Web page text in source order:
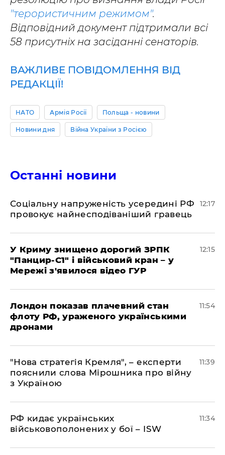
"терористичним режимом".
Відповідний документ підтримали всі
58 присутніх на засіданні сенаторів.
ВАЖЛИВЕ ПОВІДОМЛЕННЯ ВІД
РЕДАКЦІЇ!
НАТО Армія Росії Польща - новини
Новини дня Війна України з Росією
Останні новини
Соціальну напруженість усередині РФ
провокує найнесподіваніший гравець
12:17
У Криму знищено дорогий ЗРПК
"Панцир-С1" і військовий кран – у
Мережі з'явилося відео ГУР
12:15
Лондон показав плачевний стан
флоту РФ, ураженого українськими
дронами
11:54
"Нова стратегія Кремля", – експерти
пояснили слова Мірошника про війну
з Україною
11:39
РФ кидає українських
військовополонених у бої – ISW
11:34